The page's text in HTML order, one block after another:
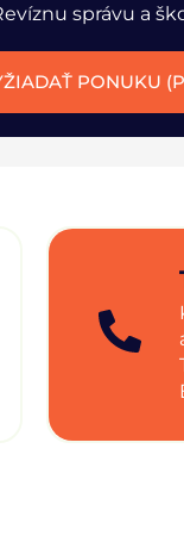
správu a
PONUKU